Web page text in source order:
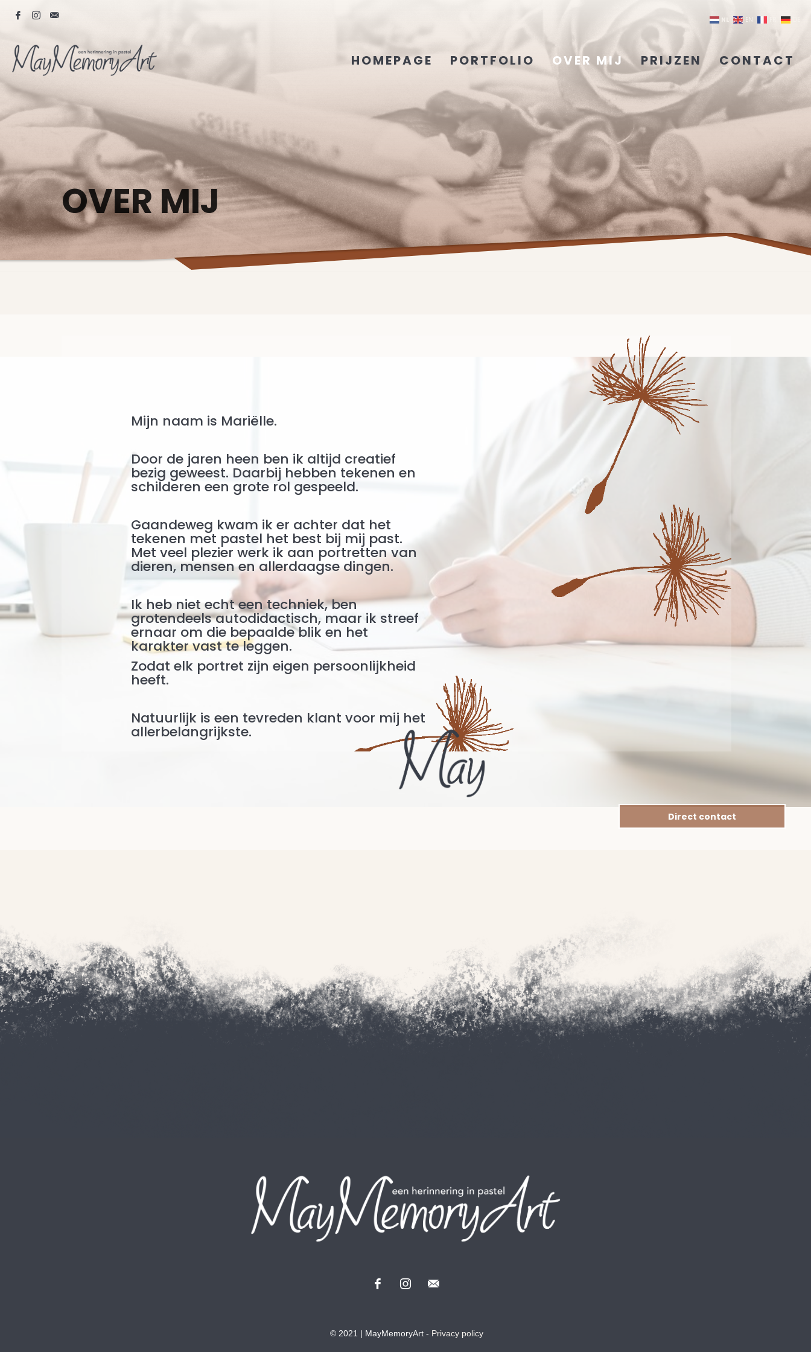
HOMEPAGE PORTFOLIO OVER MIJ PRIJZEN CONTACT
OVER MIJ
Mijn naam is Mariëlle.
Door de jaren heen ben ik altijd creatief
bezig geweest. Daarbij hebben tekenen en
schilderen een grote rol gespeeld.
Gaandeweg kwam ik er achter dat het
tekenen met pastel het best bij mij past.
Met veel plezier werk ik aan portretten van
dieren, mensen en allerdaagse dingen.
Ik heb niet echt een techniek, ben
grotendeels autodidactisch, maar ik streef
ernaar om die bepaalde blik en het
karakter vast te leggen.
Zodat elk portret zijn eigen persoonlijkheid
heeft.
Natuurlijk is een tevreden klant voor mij het
allerbelangrijkste.
Direct contact
© 2021 | MayMemoryArt - Privacy policy
NL EN